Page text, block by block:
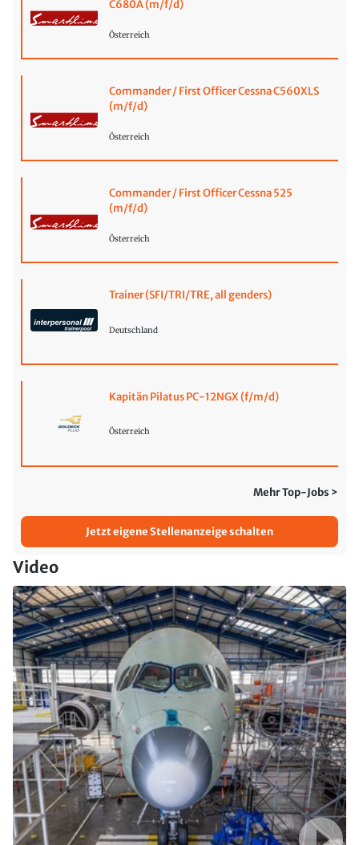
C680A (m/f/d)
Österreich
Commander / First Officer Cessna C560XLS
(m/f/d)
Österreich
Commander / First Officer Cessna 525
(m/f/d)
Österreich
Trainer (SFI/TRI/TRE, all genders)
Deutschland
Kapitän Pilatus PC-12NGX (f/m/d)
Österreich
Mehr Top-Jobs >
Jetzt eigene Stellenanzeige schalten
Video